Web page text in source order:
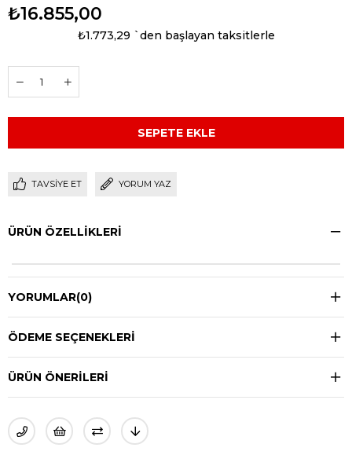
₺16.855,00
₺1.773,29 `den başlayan taksitlerle
TAVSIYE ET YORUM YAZ
ÜRÜN ÖZELLIKLERI
YORUMLAR(0)
ÖDEME SEÇENEKLERI
ÜRÜN ÖNERILERI